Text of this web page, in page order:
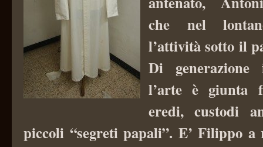
che nel
l’attività sotto il
Di generazione
l’arte è giunta
eredi, custodi
piccoli “segreti papali”. E’ Filippo